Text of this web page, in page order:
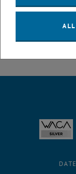
Routinen in
, herunterladen